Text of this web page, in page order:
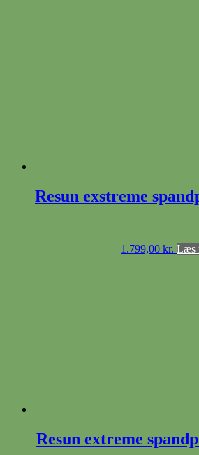
Resun exstreme
1.799,00 kr. Læs
Resun extreme